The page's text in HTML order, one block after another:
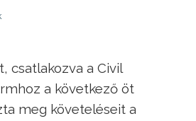
csatlakozva a Civil
a következő öt
meg követeléseit a